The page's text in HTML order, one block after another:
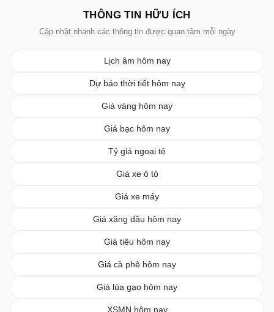
THÔNG TIN HỮU ÍCH
Cập nhật nhanh các thông tin được quan tâm mỗi ngày
Lịch âm hôm nay
Dự báo thời tiết hôm nay
Giá vàng hôm nay
Giá bạc hôm nay
Tỷ giá ngoại tệ
Giá xe ô tô
Giá xe máy
Giá xăng dầu hôm nay
Giá tiêu hôm nay
Giá cà phê hôm nay
Giá lúa gạo hôm nay
XSMN hôm nay